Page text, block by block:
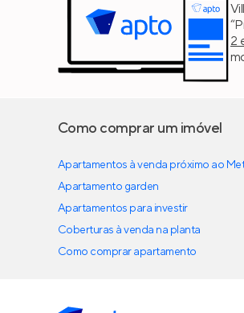
2
Como comprar um imóvel
Apartamentos à venda próximo ao
Apartamento garden
Apartamentos para investir
Coberturas à venda na planta
Como comprar apartamento